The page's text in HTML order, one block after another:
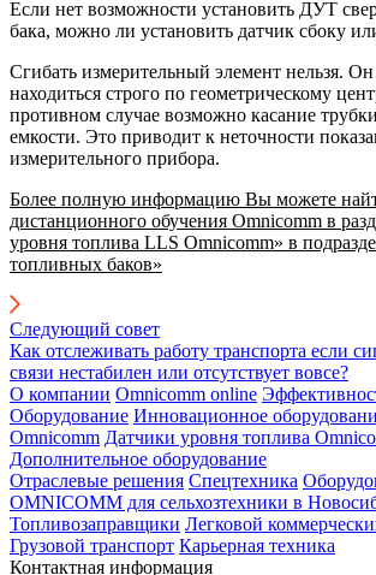
Если нет возможности установить ДУТ
бака, можно ли установить датчик сбоку
Сгибать измерительный элемент нельзя.
находиться строго по геометрическому
противном случае возможно касание
емкости. Это приводит к неточности
измерительного прибора.
Более полную информацию Вы можете
дистанционного обучения Omnicomm в
уровня топлива LLS Omnicomm» в
топливных баков»
Следующий совет
Как отслеживать работу транспорта если
связи нестабилен или отсутствует вовсе?
О компании Omnicomm online
Оборудование Инновационное
Omnicomm Датчики уровня топлива
Дополнительное оборудование
Отраслевые решения Спецтехника
OMNICOMM для сельхозтехники в
Топливозаправщики Легковой
Грузовой транспорт Карьерная техника
Контактная информация